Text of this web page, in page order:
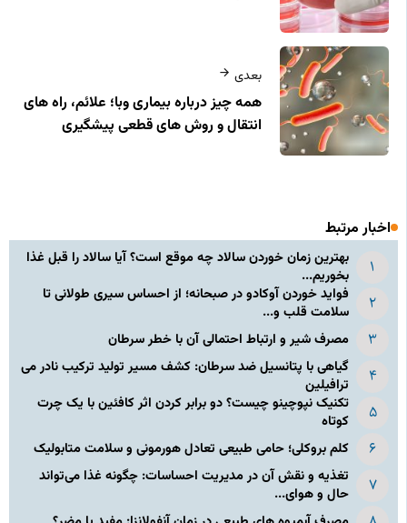
بعدی
همه چیز درباره بیماری وبا؛ علائم، راه‌ های
انتقال و روش‌ های قطعی پیشگیری
اخبار مرتبط
بهترین زمان خوردن سالاد چه موقع است؟ آیا سالاد را قبل غذا
بخوریم...
فواید خوردن آوکادو در صبحانه؛ از احساس سیری طولانی تا
سلامت قلب و...
مصرف شیر و ارتباط احتمالی آن با خطر سرطان
گیاهی با پتانسیل ضد سرطان: کشف مسیر تولید ترکیب نادر می‌
ترافیلین
تکنیک نپوچینو چیست؟ دو برابر کردن اثر کافئین با یک چرت
کوتاه
کلم بروکلی؛ حامی طبیعی تعادل هورمونی و سلامت متابولیک
تغذیه و نقش آن در مدیریت احساسات: چگونه غذا می‌تواند
حال و هوای...